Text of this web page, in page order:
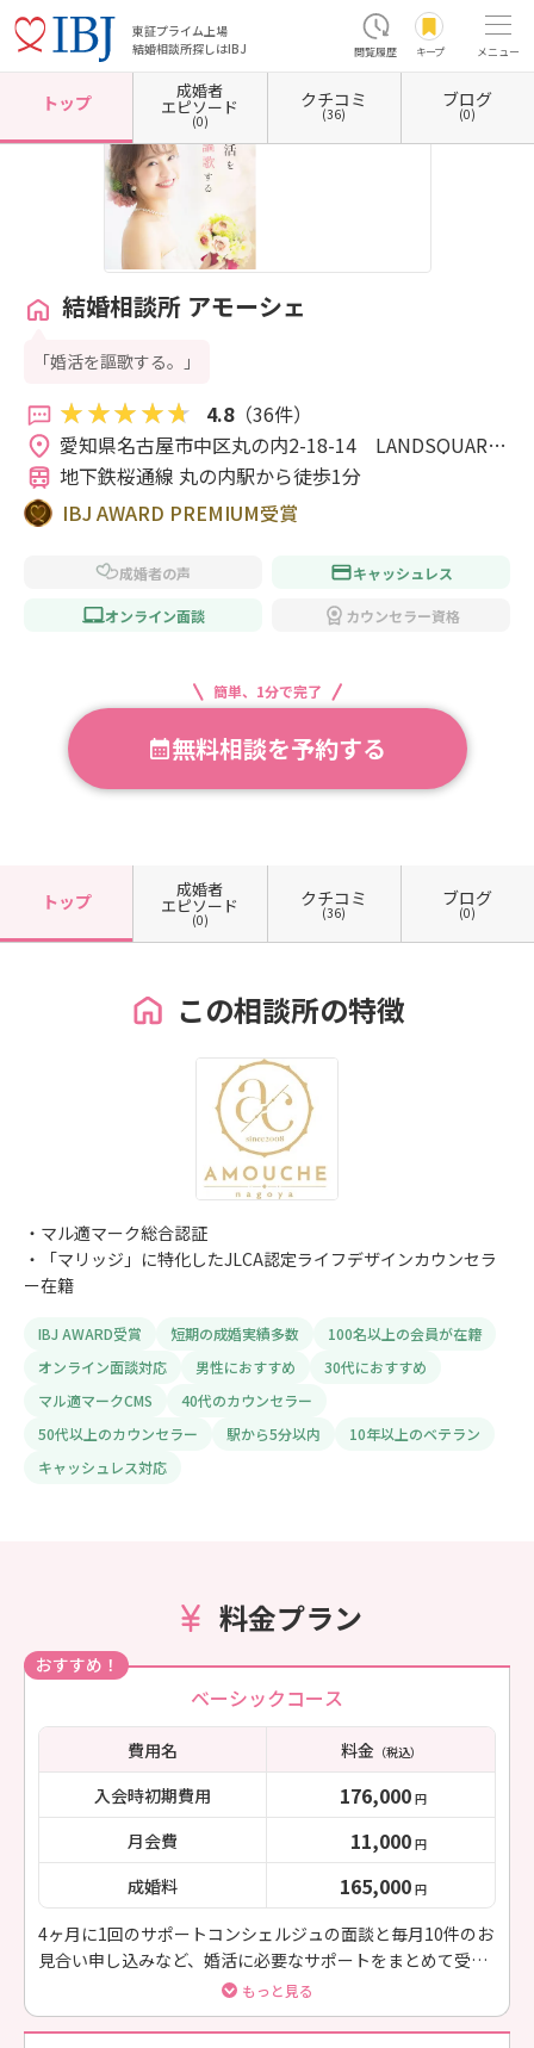
東証プライム上場
結婚相談所探しはIBJ
閲覧履歴 キープ メニュー
ホーム 愛知県の結婚相談所 愛知県名古屋市 愛知県名古屋市中区 結婚相談所 アモー
トップ
成婚者
エピソード
(0)
クチコミ
(36)
ブログ
(0)
結婚相談所 アモーシェ
「婚活を謳歌する。」
4.8（36件）
愛知県名古屋市中区丸の内2-18-14　LANDSQUARE
MARUNOUCHI 5F
地下鉄桜通線 丸の内駅から徒歩1分
IBJ AWARD PREMIUM受賞
成婚者の声 キャッシュレス
オンライン面談 カウンセラー資格
簡単、1分で完了
無料相談を予約する
トップ
成婚者
エピソード
(0)
クチコミ
(36)
ブログ
(0)
この相談所の特徴
・マル適マーク総合認証
・「マリッジ」に特化したJLCA認定ライフデザインカウンセラ
ー在籍
IBJ AWARD受賞 短期の成婚実績多数
100名以上の会員が在籍
オンライン面談対応
男性におすすめ
30代におすすめ
マル適マークCMS
40代のカウンセラー
50代以上のカウンセラー
駅から5分以内
10年以上のベテラン
キャッシュレス対応
料金プラン
おすすめ！
ベーシックコース
費用名 料金（税込）
入会時初期費用 176,000 円
月会費 11,000 円
成婚料 165,000 円
4ヶ月に1回のサポートコンシェルジュの面談と毎月10件のお
見合い申し込みなど、婚活に必要なサポートをまとめて受け
もっと見る